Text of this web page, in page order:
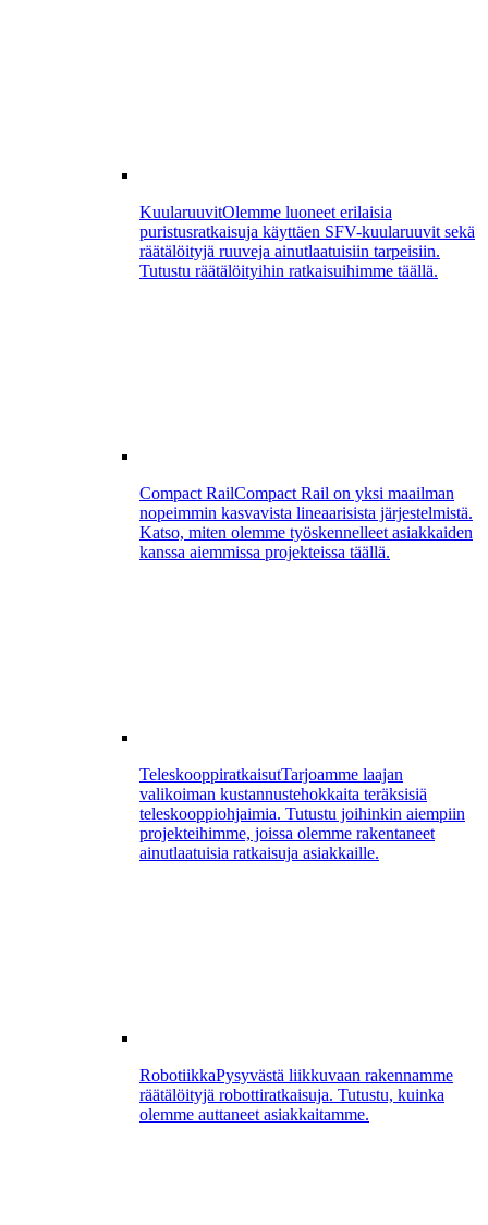
KuularuuvitOlemme luoneet erilaisia
puristusratkaisuja käyttäen SFV-kuularuuvit sekä
räätälöityjä ruuveja ainutlaatuisiin tarpeisiin.
Tutustu räätälöityihin ratkaisuihimme täällä.
Compact RailCompact Rail on yksi maailman
nopeimmin kasvavista lineaarisista järjestelmistä.
Katso, miten olemme työskennelleet asiakkaiden
kanssa aiemmissa projekteissa täällä.
TeleskooppiratkaisutTarjoamme laajan
valikoiman kustannustehokkaita teräksisiä
teleskooppiohjaimia. Tutustu joihinkin aiempiin
projekteihimme, joissa olemme rakentaneet
ainutlaatuisia ratkaisuja asiakkaille.
RobotiikkaPysyvästä liikkuvaan rakennamme
räätälöityjä robottiratkaisuja. Tutustu, kuinka
olemme auttaneet asiakkaitamme.